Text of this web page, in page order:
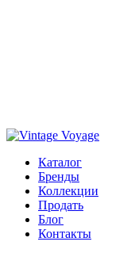
Каталог
Бренды
Коллекции
Продать
Блог
Контакты